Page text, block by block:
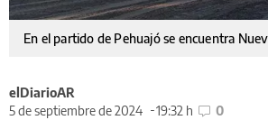
En el partido de Pehuajó se encuentra
elDiarioAR
5 de septiembre de 2024
19:32 h 0